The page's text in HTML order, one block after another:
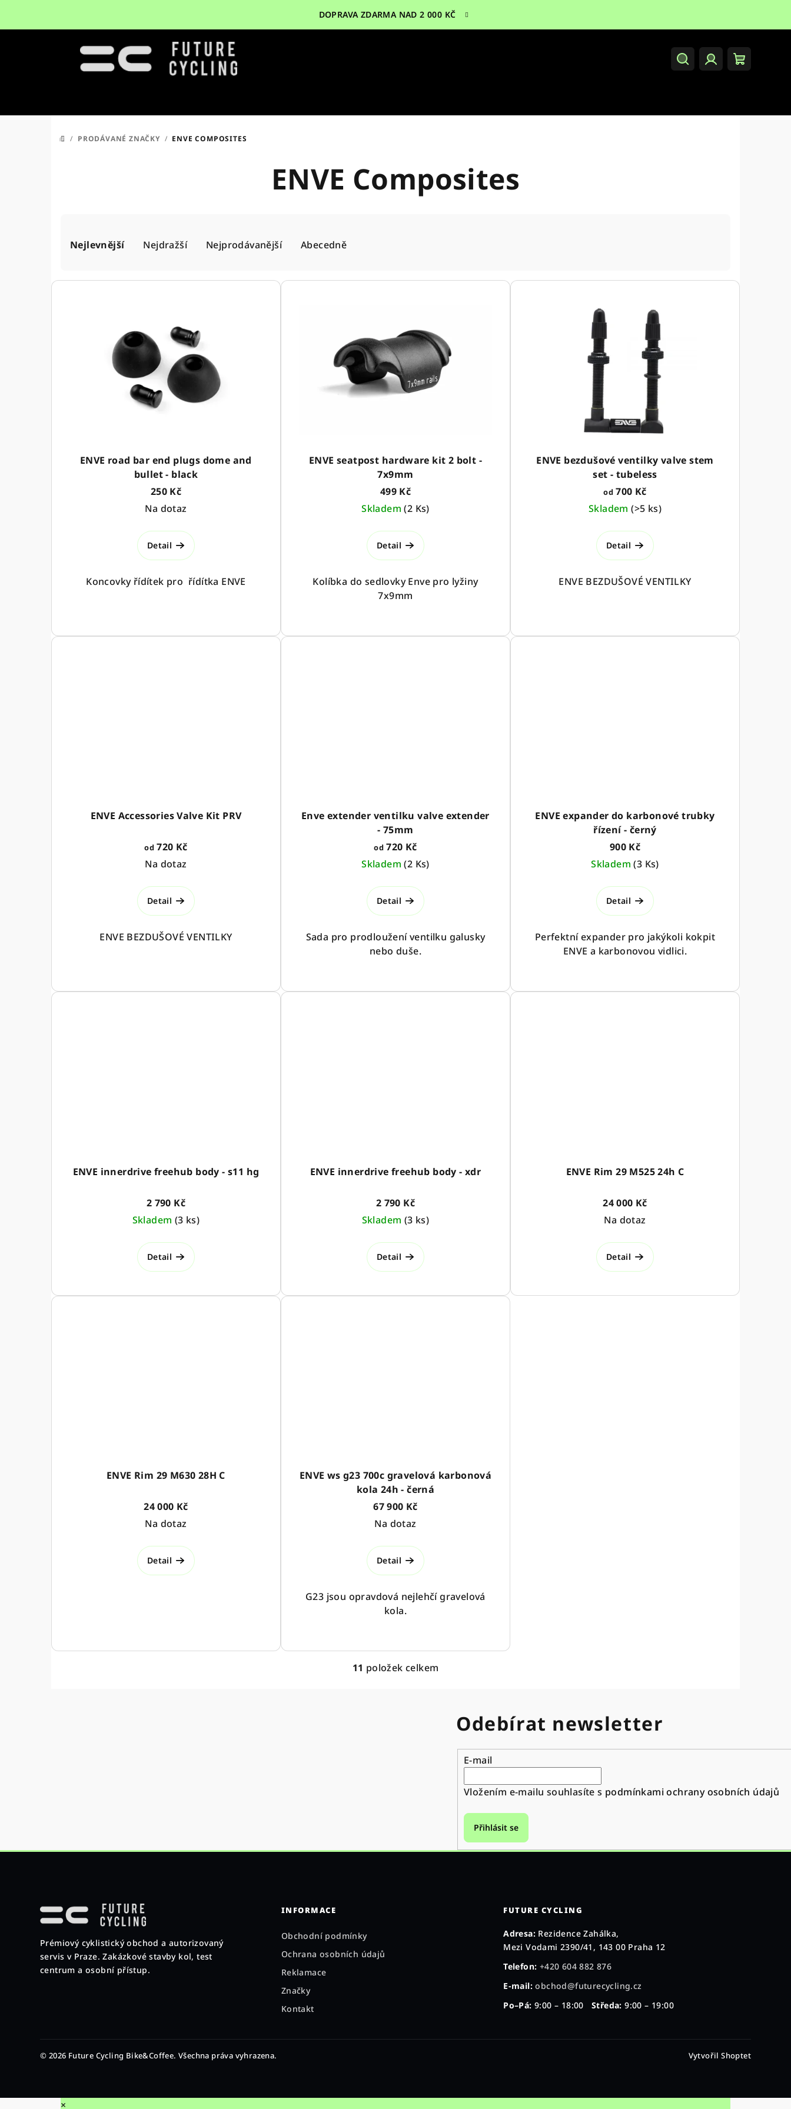
DOPRAVA ZDARMA NAD 2 000 KČ
HledatPřihlášeníNákupní
DOMŮ
/ PRODÁVANÉ ZNAČKY / ENVE COMPOSITES
ENVE Composites
a
z
Nejlevnější Nejdražší Nejprodávanější Abecedně
ENVE road bar end plugs dome and
bullet - black
250 Kč
Na dotaz
Detail
Koncovky řídítek pro řídítka ENVE
ENVE seatpost hardware kit 2 bolt -
7x9mm
499 Kč
Skladem(2 Ks)
Detail
Kolíbka do sedlovky Enve pro lyžiny
7x9mm
ENVE bezdušové ventilky valve stem
set - tubeless
od700 Kč
Skladem(>5 ks)
Detail
ENVE BEZDUŠOVÉ VENTILKY
ENVE Accessories Valve Kit PRV
od720 Kč
Na dotaz
Detail
ENVE BEZDUŠOVÉ VENTILKY
Enve extender ventilku valve extender
- 75mm
od720 Kč
Skladem(2 Ks)
Detail
Sada pro prodloužení ventilku galusky
nebo duše.
ENVE expander do karbonové trubky
řízení - černý
900 Kč
Skladem(3 Ks)
Detail
Perfektní expander pro jakýkoli kokpit
ENVE a karbonovou vidlici.
ENVE innerdrive freehub body - s11 hg
2 790 Kč
Skladem (3 ks)
Detail
ENVE innerdrive freehub body - xdr
2 790 Kč
Skladem (3 ks)
Detail
ENVE Rim 29 M525 24h C
24 000 Kč
Na dotaz
Detail
ENVE Rim 29 M630 28H C
24 000 Kč
Na dotaz
Detail
ENVE ws g23 700c gravelová karbonová
kola 24h - černá
67 900 Kč
Na dotaz
Detail
G23 jsou opravdová nejlehčí gravelová
kola.
O
k
11 položek celkem
Odebírat newsletter
E-mail
Vložením e-mailu souhlasíte s podmínkami ochrany osobních údajů
Přihlásit se
Prémiový cyklistický obchod a autorizovaný
servis v Praze. Zakázkové stavby kol, test
centrum a osobní přístup.
INFORMACE
Obchodní podmínky
Ochrana osobních údajů
Reklamace
Značky
Kontakt
FUTURE CYCLING
Adresa: Rezidence Zahálka,
Mezi Vodami 2390/41, 143 00 Praha 12
Telefon: +420 604 882 876
E-mail: obchod@futurecycling.cz
Po–Pá: 9:00 – 18:00Středa: 9:00 – 19:00
© 2026 Future Cycling Bike&Coffee. Všechna práva vyhrazena. Vytvořil Shoptet
×